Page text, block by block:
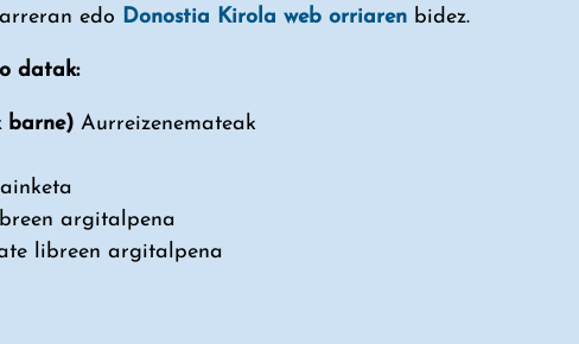
edo Donostia Kirola web orriarenbidez.
datak:
barne) Aurreizenemateak
argitalpena
libreen argitalpena